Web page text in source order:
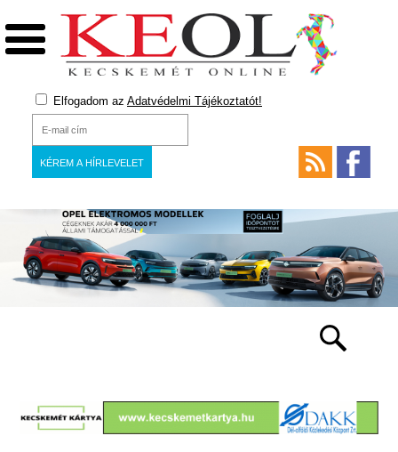
Elfogadom az Adatvédelmi Tájékoztatót!